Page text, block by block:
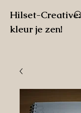
Hilset-Creative:
kleur je zen!